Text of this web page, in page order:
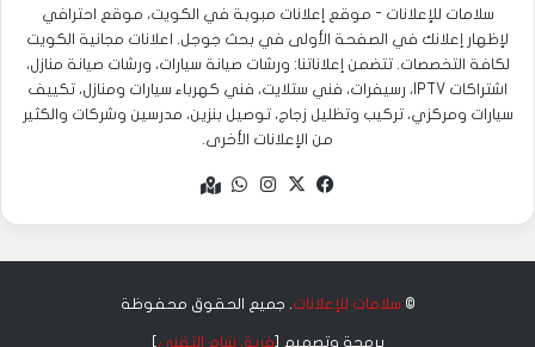
سلامات للإعلانات - موقع إعلانات مبوبة في الكويت، موقع احترافي
لإظهار إعلانك في الصفحة الأولى في بحث جوجل. اعلانات مجانية الكويت
لكافة التخصصات. تتضمن إعلاناتنا: ورشات صيانة سيارات، ورشات صيانة منازل،
اشتراكات IPTV، رسيفرات، فني ستلايت، فني كهرباء سيارات ومنازل، تكييف
سيارات ومركزي، تركيب وتظليل زجاج، توصيل بنزين، مدرسين وشركات والكثير
من الإعلانات الأخرى.
فيسبوك
‫X انستقرام
واتساب
© سلامات للإعلانات. جميع الحقوق محفوظة
برمجة وتصميم [فريق شام التقني]